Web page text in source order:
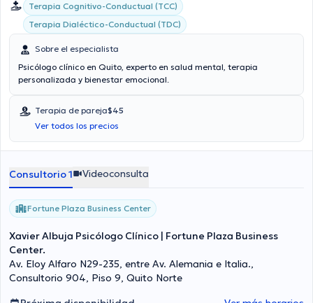
Terapia Cognitivo-Conductual (TCC)
Terapia Dialéctico-Conductual (TDC)
Sobre el especialista
Psicólogo clínico en Quito, experto en salud mental, terapia
personalizada y bienestar emocional.
Terapia de pareja$45
Ver todos los precios
Consultorio 1 Videoconsulta
Fortune Plaza Business Center
Xavier Albuja Psicólogo Clínico | Fortune Plaza Business
Center.
Av. Eloy Alfaro N29-235, entre Av. Alemania e Italia.,
Consultorio 904, Piso 9, Quito Norte